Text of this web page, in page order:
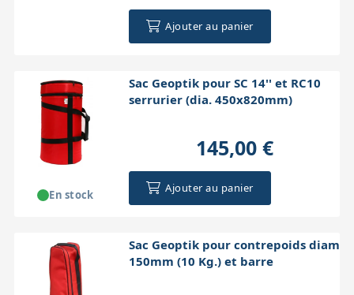
Ajouter au panier
Sac Geoptik pour SC 14'' et RC10
serrurier (dia. 450x820mm)
145,00 €
Ajouter au panier
En stock
Sac Geoptik pour contrepoids diam
150mm (10 Kg.) et barre